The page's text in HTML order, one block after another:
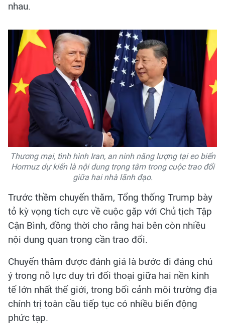
nhau.
Thương mại, tình hình Iran, an ninh năng lượng tại eo biển
Hormuz dự kiến là nội dung trọng tâm trong cuộc trao đổi
giữa hai nhà lãnh đạo.
Trước thềm chuyến thăm, Tổng thống Trump bày
tỏ kỳ vọng tích cực về cuộc gặp với Chủ tịch Tập
Cận Bình, đồng thời cho rằng hai bên còn nhiều
nội dung quan trọng cần trao đổi.
Chuyến thăm được đánh giá là bước đi đáng chú
ý trong nỗ lực duy trì đối thoại giữa hai nền kinh
tế lớn nhất thế giới, trong bối cảnh môi trường địa
chính trị toàn cầu tiếp tục có nhiều biến động
phức tạp.